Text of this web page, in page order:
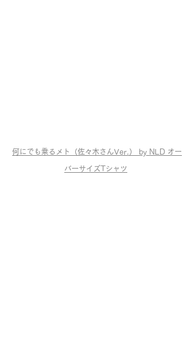
何にでも乗るメト（佐々木さんVer.） by NLD オー
バーサイズTシャツ